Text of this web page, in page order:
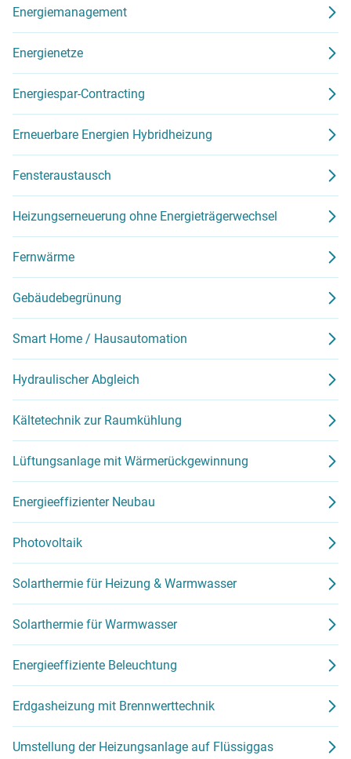
Energiemanagement
Energienetze
Energiespar-Contracting
Erneuerbare Energien Hybridheizung
Fensteraustausch
Heizungserneuerung ohne Energieträgerwechsel
Fernwärme
Gebäudebegrünung
Smart Home / Hausautomation
Hydraulischer Abgleich
Kältetechnik zur Raumkühlung
Lüftungsanlage mit Wärmerückgewinnung
Energieeffizienter Neubau
Photovoltaik
Solarthermie für Heizung & Warmwasser
Solarthermie für Warmwasser
Energieeffiziente Beleuchtung
Erdgasheizung mit Brennwerttechnik
Umstellung der Heizungsanlage auf Flüssiggas